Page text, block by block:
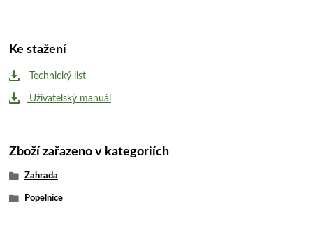
Ke stažení
Technický list
Uživatelský manuál
Zboží zařazeno v kategoriích
Zahrada
Popelnice